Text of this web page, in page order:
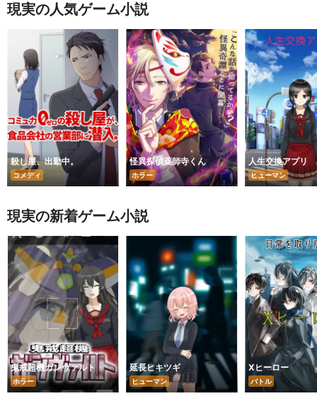
現実の人気ゲーム小説
殺し屋、出勤中。
コメディ
怪異探偵薬師寺くん
ホラー
人生交換アプリ
ヒューマン
現実の新着ゲーム小説
鬼戒超機ガンヴァルト
ホラー
延長ヒキツギ
ヒューマン
Xヒーロー
バトル